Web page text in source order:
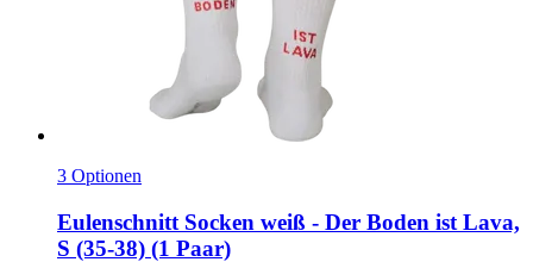
3 Optionen
Eulenschnitt Socken weiß -​ Der Boden ist Lava,
S (35-​38) (1 Paar)